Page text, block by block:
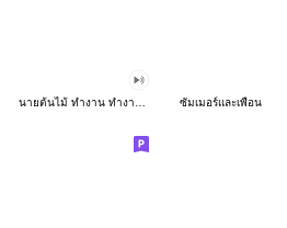
ซัมเมอร์และเพื่อน